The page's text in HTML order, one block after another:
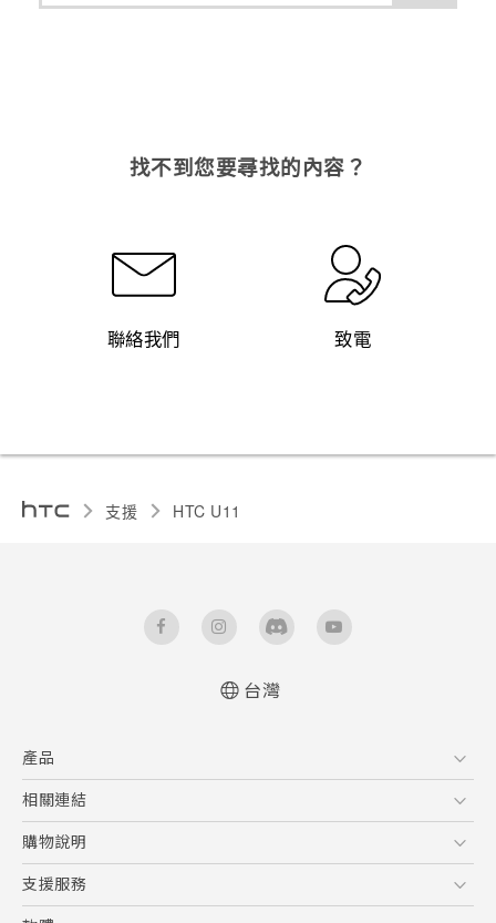
找不到您要尋找的內容？
聯絡我們 致電
支援 HTC U11‎
台灣
產品
5G
智慧型手機
配件
相關連結
HTC Research
購物說明
購物須知
訂單管理
支援服務